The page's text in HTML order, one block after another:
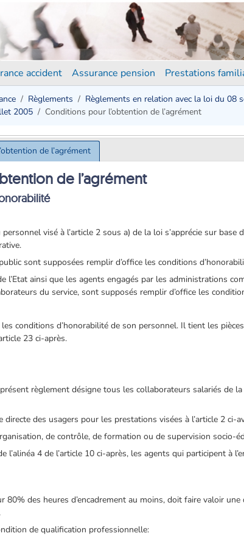
accident Assurance pension Prestations
Règlements
Règlements en relation avec la loi du 08
2005
Conditions pour l’obtention de l’agrément
de l’agrément
de l’agrément
visé à l’article 2 sous a) de la loi s’apprécie sur
sont supposées remplir d’office les conditions
l’Etat ainsi que les agents engagés par les administrations
du service, sont supposés remplir d’office les
conditions d’honorabilité de son personnel. Il tient les
23 ci-après.
règlement désigne tous les collaborateurs salariés de
directe des usagers pour les prestations visées à l’article 2 ci-
de contrôle, de formation ou de supervision socio-
l’alinéa 4 de l’article 10 ci-après, les agents qui participent à
80% des heures d’encadrement au moins, doit faire valoir
de qualification professionnelle: